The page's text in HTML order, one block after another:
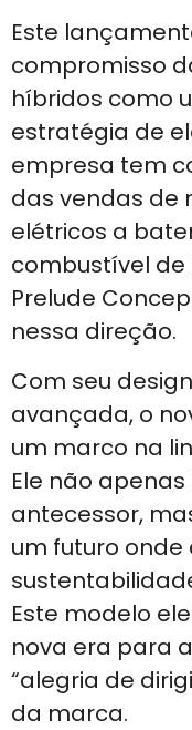
Este
compromisso
híbridos como
estratégia de
empresa tem
das vendas de
elétricos a
combustível de
Prelude
nessa direção.
Com seu
avançada, o
um marco na
Ele não
antecessor,
um futuro onde
Este modelo
nova era para
“alegria de
da marca.